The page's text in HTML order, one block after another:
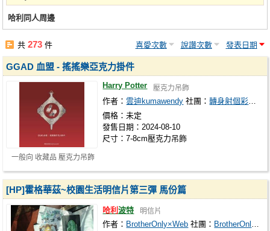
註冊會員
哈利同人周邊
共273 件 喜愛次數 說讚次數 發表日期
一般向 收藏品 壓克力吊飾
GGAD 血盟 - 搖搖樂亞克力掛件
Harry Potter 壓克力吊飾
作者：雲迪kumawendy 社團：轉身射個彩虹波
價格：未定
發售日期：2024-08-10
尺寸：7-8cm壓克力吊飾
[HP]霍格華茲~校園生活明信片第三彈 馬份篇
哈利波特 明信片
作者： BrotherOnly×Web 社團： BrotherOnly×Web